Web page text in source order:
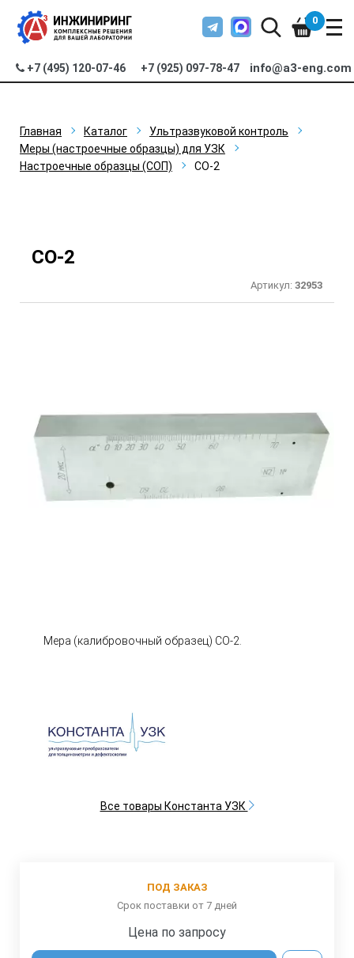
+7 (495) 120-07-46 +7 (925) 097-78-47 info@a3-eng.com
0
Главная Каталог
Ультразвуковой контроль
Меры (настроечные образцы) для УЗК
Настроечные образцы (СОП)
СО-2
СО-2
Артикул: 32953
Мера (калибровочный образец) СО-2.
Все товары Константа УЗК
ПОД ЗАКАЗ
Срок поставки от 7 дней
Цена по запросу